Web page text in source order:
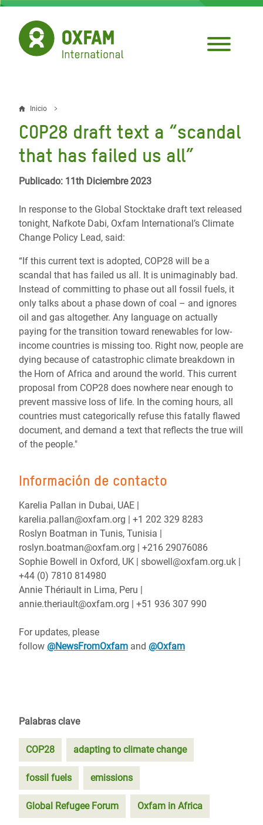
Pasar
contenido
principal
Sobrescribir
enlaces
de
ayuda
a
la
navegación
Inicio
COP28 draft text a “scandal
that has failed us all”
Publicado: 11th Diciembre 2023
In response to the Global Stocktake draft text released
tonight, Nafkote Dabi, Oxfam International’s Climate
Change Policy Lead, said:
“If this current text is adopted, COP28 will be a
scandal that has failed us all. It is unimaginably bad.
Instead of committing to phase out all fossil fuels, it
only talks about a phase down of coal – and ignores
oil and gas altogether. Any language on actually
paying for the transition toward renewables for low-
income countries is missing too. Right now, people are
dying because of catastrophic climate breakdown in
the Horn of Africa and around the world. This current
proposal from COP28 does nowhere near enough to
prevent massive loss of life. In the coming hours, all
countries must categorically refuse this fatally flawed
document, and demand a text that reflects the true will
of the people."
Información de contacto
Karelia Pallan in Dubai, UAE |
karelia.pallan@oxfam.org | +1 202 329 8283
Roslyn Boatman in Tunis, Tunisia |
roslyn.boatman@oxfam.org | +216 29076086
Sophie Bowell in Oxford, UK | sbowell@oxfam.org.uk |
+44 (0) 7810 814980
Annie Thériault in Lima, Peru |
annie.theriault@oxfam.org | +51 936 307 990
For updates, please
follow @NewsFromOxfam and @Oxfam
Palabras clave
COP28 adapting to climate change
fossil fuels emissions
Global Refugee Forum Oxfam in Africa